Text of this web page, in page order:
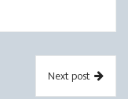
Next post